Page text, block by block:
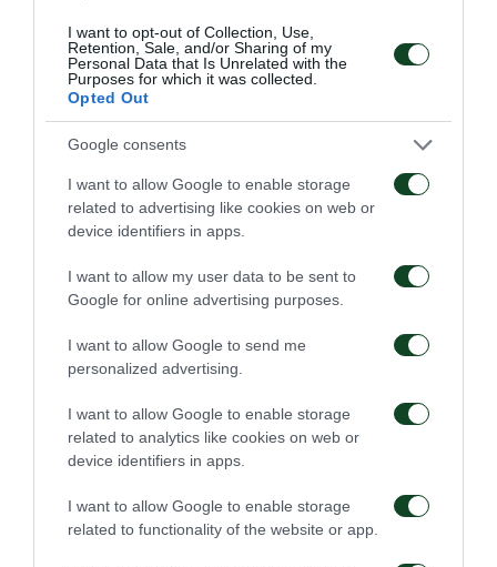
I want to opt-out of Collection, Use,
Retention, Sale, and/or Sharing of my
Personal Data that Is Unrelated with the
Purposes for which it was collected.
Opted Out
Google consents
I want to allow Google to enable storage
related to advertising like cookies on web or
device identifiers in apps.
I want to allow my user data to be sent to
Google for online advertising purposes.
I want to allow Google to send me
personalized advertising.
I want to allow Google to enable storage
related to analytics like cookies on web or
device identifiers in apps.
I want to allow Google to enable storage
related to functionality of the website or app.
Ευρώ που στοιχίζει κανονικά.
Αποκλειστική διάθεση στα καταστήματα:
Γήπεδο “Απόστολος Νικολαΐδης”,
Τσόχα θύρα 9-11
Τηλ: 210-64.37.333
Πρατήριο Περισσού, Βυζαντινών Αυτοκρατόρων 31
Τηλ: 210-64.70.970
Τηλ: 210 32.16.230
www.greenteam.grκαι τηλεφωνικά στο 210
64.70.970
Για περισσότερες πληροφορίες απευθυνθείτε στο
τηλ: 18345